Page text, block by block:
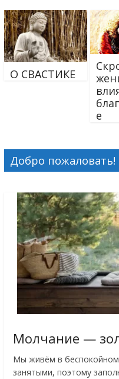
О СВАСТИКЕ
е
Добро пожаловать!
Молчание —
Мы живём в
занятыми, поэтому